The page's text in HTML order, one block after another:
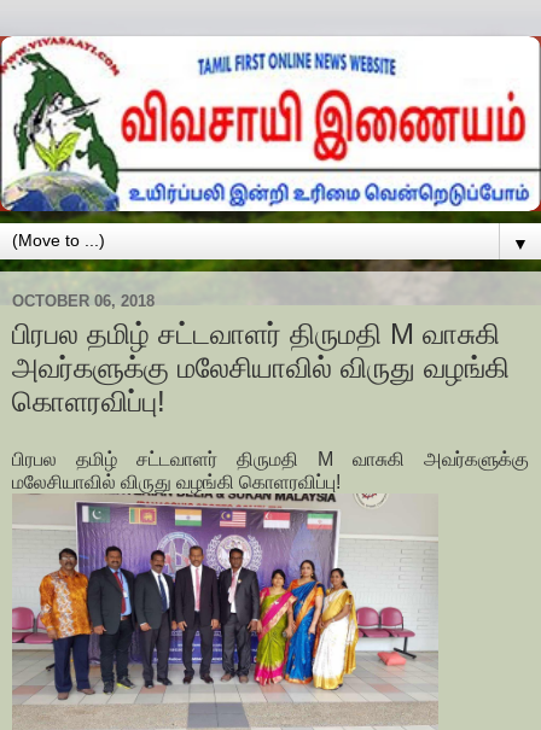
▼
OCTOBER 06, 2018
பிரபல தமிழ் சட்டவாளர் திருமதி M வாசுகி
அவர்களுக்கு மலேசியாவில் விருது வழங்கி
கொளரவிப்பு!
பிரபல தமிழ் சட்டவாளர் திருமதி M வாசுகி அவர்களுக்கு
மலேசியாவில் விருது வழங்கி கொளரவிப்பு!